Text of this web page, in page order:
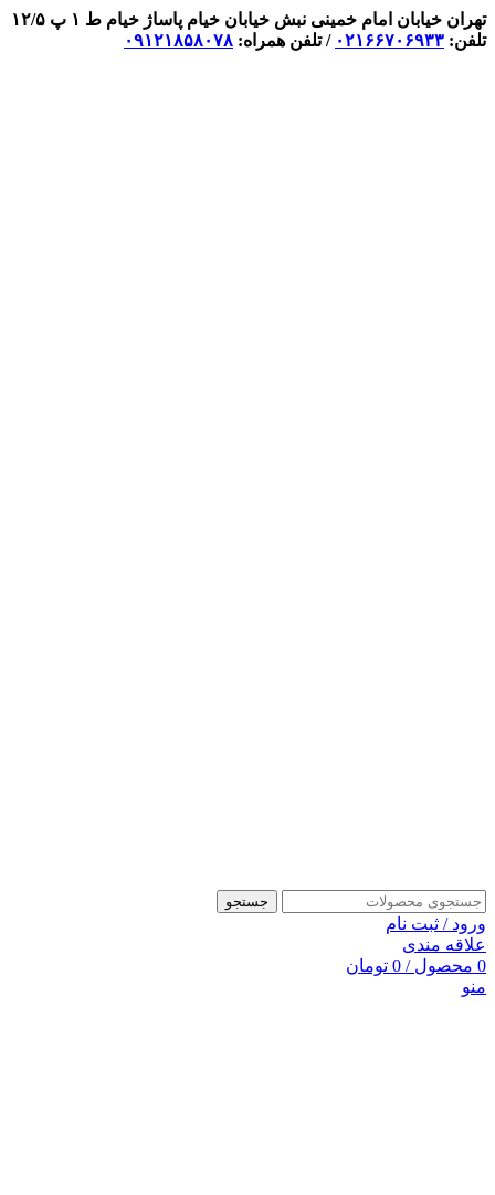
تهران خیابان امام خمینی نبش خیابان خیام پاساژ خیام ط ۱ پ ۱۲/۵
تلفن: ۰۲۱۶۶۷۰۶۹۳۳ / تلفن همراه: ۰۹۱۲۱۸۵۸۰۷۸
جستجو
ورود / ثبت نام
علاقه مندی
0 محصول /
0 تومان
منو